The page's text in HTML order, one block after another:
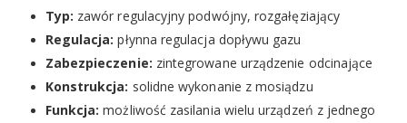
Typ: zawór regulacyjny podwójny, rozgałęziający
Regulacja: płynna regulacja dopływu gazu
Zabezpieczenie: zintegrowane urządzenie odcinające
Konstrukcja: solidne wykonanie z mosiądzu
Funkcja: możliwość zasilania wielu urządzeń z jednego